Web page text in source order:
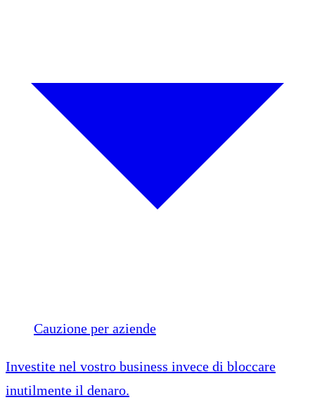
Cauzione per aziende
Investite nel vostro business invece di bloccare
inutilmente il denaro.